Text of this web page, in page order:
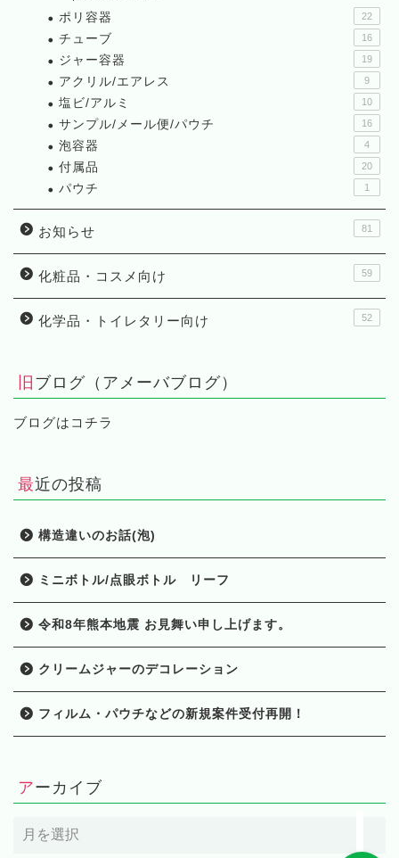
ポリ容器 22
チューブ 16
ジャー容器 19
アクリル/エアレス 9
塩ビ/アルミ 10
サンプル/メール便/パウチ 16
泡容器 4
付属品 20
パウチ 1
お知らせ 81
化粧品・コスメ向け 59
化学品・トイレタリー向け 52
旧ブログ（アメーバブログ）
ブログはコチラ
最近の投稿
構造違いのお話(泡)
ミニボトル/点眼ボトル リーフ
令和8年熊本地震 お見舞い申し上げます。
クリームジャーのデコレーション
フィルム・パウチなどの新規案件受付再開！
アーカイブ
ア
ー
HOME
当社の強み